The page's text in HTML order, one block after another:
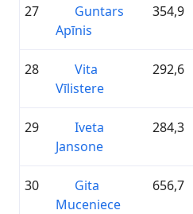
27
Guntars
Apīnis
354,9
28
Vita
Vīlistere
292,6
29
Iveta
Jansone
284,3
30
Gita
Muceniece
656,7